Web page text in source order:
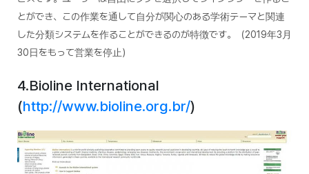
とができ、この作業を通して自分が関心のある学術テーマと関連
した分類システムを作ることができるのが特徴です。（2019年3月
30日をもって営業を停止）
4.Bioline International
(http://www.bioline.org.br/)